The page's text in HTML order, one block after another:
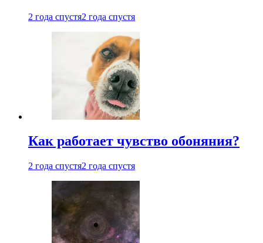
2 года спустя2 года спустя
Как работает чувство обоняния?
2 года спустя2 года спустя